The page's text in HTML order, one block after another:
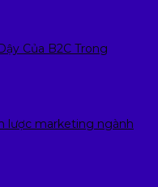
Của B2C Trong
lược marketing ngành